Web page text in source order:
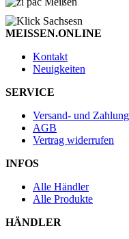
MEISSEN.ONLINE
Kontakt
Neuigkeiten
SERVICE
Versand- und
AGB
Vertrag widerrufen
INFOS
Alle Händler
Alle Produkte
HÄNDLER